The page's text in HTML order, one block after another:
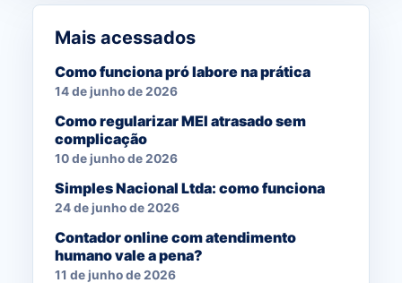
Mais acessados
Como funciona pró labore na prática
14 de junho de 2026
Como regularizar MEI atrasado sem
complicação
10 de junho de 2026
Simples Nacional Ltda: como funciona
24 de junho de 2026
Contador online com atendimento
humano vale a pena?
11 de junho de 2026